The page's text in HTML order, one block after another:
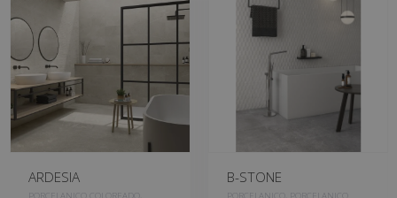
ARDESIA
PORCELANICO COLOREADO,
B-STONE
PORCELANICO, PORCELANICO